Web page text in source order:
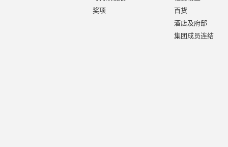
奖项
百货
酒店及府邸
集团成员连结